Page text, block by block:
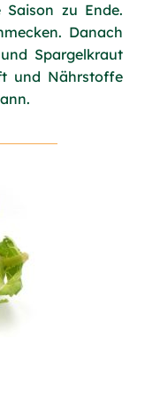
zu Ende.
Danach
Spargelkraut
und Nährstoffe